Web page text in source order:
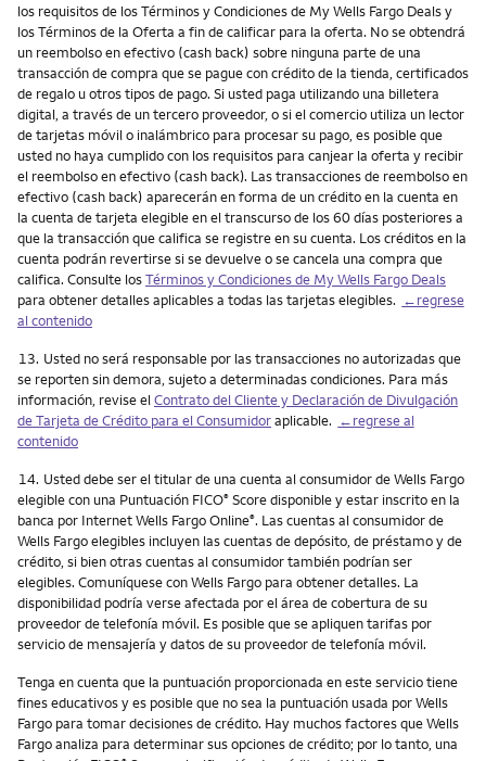
los requisitos de los Términos y Condiciones de My Wells Fargo Deals y
los Términos de la Oferta a fin de calificar para la oferta. No se obtendrá
un reembolso en efectivo (cash back) sobre ninguna parte de una
transacción de compra que se pague con crédito de la tienda, certificados
de regalo u otros tipos de pago. Si usted paga utilizando una billetera
digital, a través de un tercero proveedor, o si el comercio utiliza un lector
de tarjetas móvil o inalámbrico para procesar su pago, es posible que
usted no haya cumplido con los requisitos para canjear la oferta y recibir
el reembolso en efectivo (cash back). Las transacciones de reembolso en
efectivo (cash back) aparecerán en forma de un crédito en la cuenta en
la cuenta de tarjeta elegible en el transcurso de los 60 días posteriores a
que la transacción que califica se registre en su cuenta. Los créditos en la
cuenta podrán revertirse si se devuelve o se cancela una compra que
califica. Consulte losTérminos y Condiciones de My Wells Fargo Deals
para obtener detalles aplicables a todas las tarjetas elegibles. ←regrese
al contenido
Nota
13. Usted no será responsable por las transacciones no autorizadas que
se reporten sin demora, sujeto a determinadas condiciones. Para más
información, revise elContrato del Cliente y Declaración de Divulgación
de Tarjeta de Crédito para el Consumidoraplicable. ←regrese al
contenido
Nota
14. Usted debe ser el titular de una cuenta al consumidor de Wells Fargo
elegible con una Puntuación FICO® Score disponible y estar inscrito en la
banca por Internet Wells Fargo Online®. Las cuentas al consumidor de
Wells Fargo elegibles incluyen las cuentas de depósito, de préstamo y de
crédito, si bien otras cuentas al consumidor también podrían ser
elegibles. Comuníquese con Wells Fargo para obtener detalles. La
disponibilidad podría verse afectada por el área de cobertura de su
proveedor de telefonía móvil. Es posible que se apliquen tarifas por
servicio de mensajería y datos de su proveedor de telefonía móvil.
Tenga en cuenta que la puntuación proporcionada en este servicio tiene
fines educativos y es posible que no sea la puntuación usada por Wells
Fargo para tomar decisiones de crédito. Hay muchos factores que Wells
Fargo analiza para determinar sus opciones de crédito; por lo tanto, una